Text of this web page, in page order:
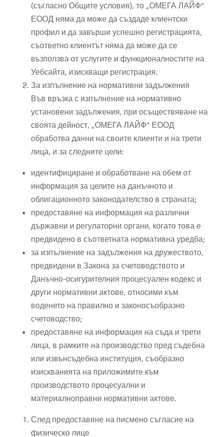
(съгласно Общите условия), то „ОМЕГА ЛАЙФ“
ЕООД няма да може да създаде клиентски
профил и да завърши успешно регистрацията,
съответно клиентът няма да може да се
възползва от услугите и функционалностите на
Уебсайта, изискващи регистрация.
За изпълнение на нормативни задължения
Във връзка с изпълнение на нормативно
установени задължения, при осъществяване на
своята дейност, „ОМЕГА ЛАЙФ“ ЕООД
обработва данни на своите клиенти и на трети
лица, и за следните цели:
идентифициране и обработване на обем от
информация за целите на данъчното и
облигационното законодателство в страната;
предоставяне на информация на различни
държавни и регулаторни органи, когато това е
предвидено в съответната нормативна уредба;
за изпълнение на задължения на дружеството,
предвидени в Закона за счетоводството и
Данъчно-осигурителния процесуален кодекс и
други нормативни актове, относими към
воденето на правилно и законосъобразно
счетоводство;
предоставяне на информация на съда и трети
лица, в рамките на производство пред съдебна
или извънсъдебна институция, съобразно
изискванията на приложимите към
производството процесуални и
материалноправни нормативни актове.
След предоставяне на писмено съгласие на
физическо лице